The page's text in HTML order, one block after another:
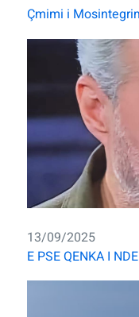
Çmimi i
13/09/2025
E PSE QENKA I